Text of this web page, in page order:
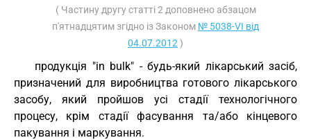
( Частину другу статті 2 доповнено абзацом
п'ятнадцятим згідно із Законом № 5038-VI від
04.07.2012 )
продукція "in bulk" - будь-який лікарський засіб,
призначений для виробництва готового лікарського
засобу, який пройшов усі стадії технологічного
процесу, крім стадії фасування та/або кінцевого
пакування і маркування.